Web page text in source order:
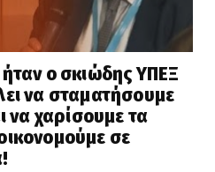
ο σκιώδης ΥΠΕΞ
να σταματήσουμε
να χαρίσουμε τα
σε